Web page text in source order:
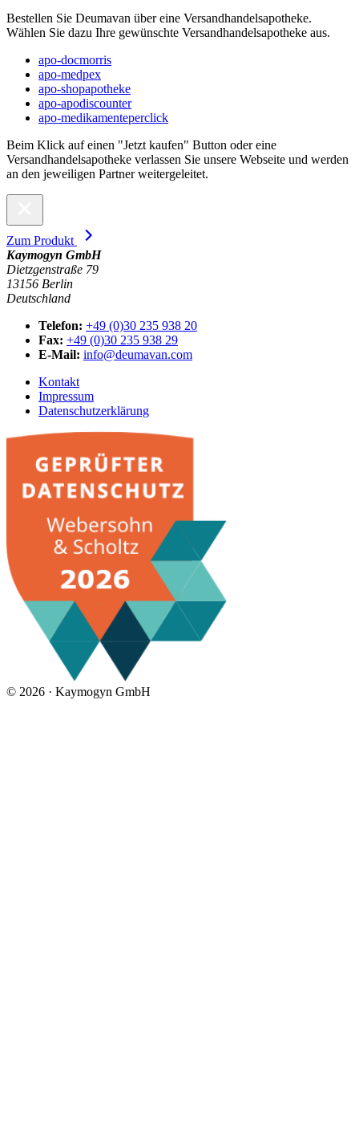
Bestellen Sie Deumavan über eine Versandhandelsapotheke.
Wählen Sie dazu Ihre gewünschte Versandhandelsapotheke aus.
apo-docmorris
apo-medpex
apo-shopapotheke
apo-apodiscounter
apo-medikamenteperclick
Beim Klick auf einen "Jetzt kaufen" Button oder eine
Versandhandelsapotheke verlassen Sie unsere Webseite und werden
an den jeweiligen Partner weitergeleitet.
Zum Produkt
Kaymogyn GmbH
Dietzgenstraße 79
13156 Berlin
Deutschland
Telefon: +49 (0)30 235 938 20
Fax: +49 (0)30 235 938 29
E-Mail: info@deumavan.com
Kontakt
Impressum
Datenschutzerklärung
© 2026 · Kaymogyn GmbH